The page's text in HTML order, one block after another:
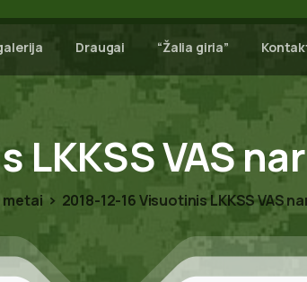
Draugai “Žalia giria”
LKKSSVAS
metai 2018-12-16 Visuotinis LKKSS VAS